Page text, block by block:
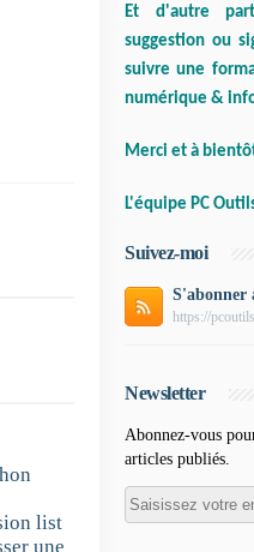
Et d'autre
suggestion ou
suivre une
numérique &
Merci et à
L'équipe PC
Suivez-moi
S'abonner
https://
Newsletter
Abonnez-vous
articles publiés.